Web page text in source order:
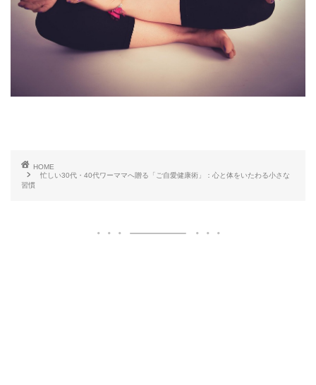
HOME
忙しい30代・40代ワーママへ贈る「ご自愛健康術」：心と体をいたわる小さな
習慣